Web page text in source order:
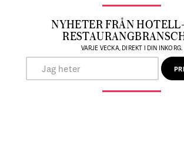
NYHETER FRÅN
VARJE VECKA, DIREKT I DIN INKORG.